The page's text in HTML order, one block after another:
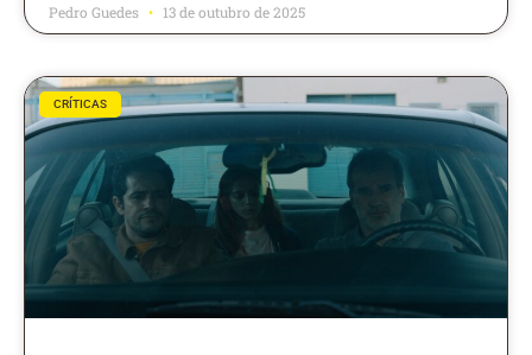
Pedro Guedes 13 de outubro de 2025
CRÍTICAS